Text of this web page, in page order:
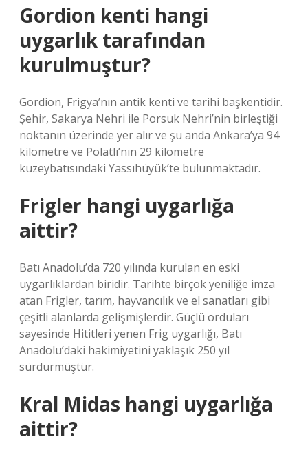
Gordion kenti hangi
uygarlık tarafından
kurulmuştur?
Gordion, Frigya’nın antik kenti ve tarihi başkentidir.
Şehir, Sakarya Nehri ile Porsuk Nehri’nin birleştiği
noktanın üzerinde yer alır ve şu anda Ankara’ya 94
kilometre ve Polatlı’nın 29 kilometre
kuzeybatısındaki Yassıhüyük’te bulunmaktadır.
Frigler hangi uygarlığa
aittir?
Batı Anadolu’da 720 yılında kurulan en eski
uygarlıklardan biridir. Tarihte birçok yeniliğe imza
atan Frigler, tarım, hayvancılık ve el sanatları gibi
çeşitli alanlarda gelişmişlerdir. Güçlü orduları
sayesinde Hititleri yenen Frig uygarlığı, Batı
Anadolu’daki hakimiyetini yaklaşık 250 yıl
sürdürmüştür.
Kral Midas hangi uygarlığa
aittir?